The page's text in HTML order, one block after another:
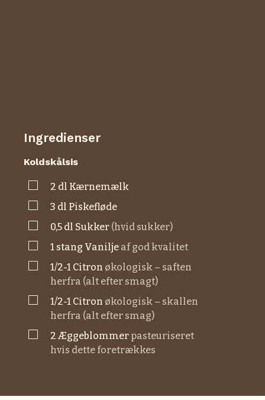
Ingredienser
Koldskålsis
▢2 dl
kærnemælk
▢3 dl
Piskefløde
▢0,5 dl sukker (hvid sukker)
▢1 stang vanilje af god kvalitet
▢1/2-1 citron økologisk – saften
herfra (alt efter smagt)
▢1/2-1 citron økologisk – skallen
herfra (alt efter smag)
▢2 æggeblommer pasteuriseret
hvis dette foretrækkes